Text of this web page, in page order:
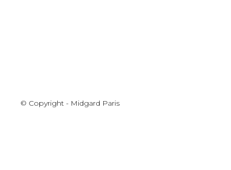
© Copyright - Midgard Paris